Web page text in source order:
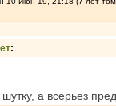
:
а всерьез